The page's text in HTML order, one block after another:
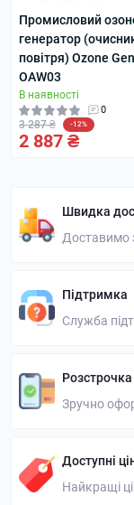
Промисловий
генератор
повітря) Ozone
OAW03
В наявності
0
3 287 ₴ -12%
2 887 ₴
Швидка
Доставимо
Підтримка
Служба
Розстрочка
Зручно
Доступні
Найкращі